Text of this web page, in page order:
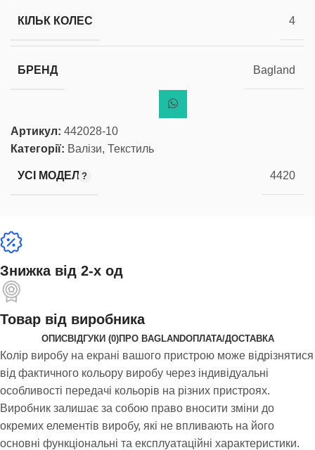
КІЛЬК КОЛЕС 4
БРЕНД Bagland
Артикул: 442028-10
Категорії: Валізи, Текстиль
УСІ МОДЕЛІ 4420
Знижка від 2-х од
Товар від виробника
ОПИСВІДГУКИ (0)ПРО BAGLANDОПЛАТА/ДОСТАВКА
Колір виробу на екрані вашого пристрою може відрізнятися
від фактичного кольору виробу через індивідуальні
особливості передачі кольорів на різних пристроях.
Виробник залишає за собою право вносити зміни до
окремих елементів виробу, які не впливають на його
основні функціональні та експлуатаційні характеристики.